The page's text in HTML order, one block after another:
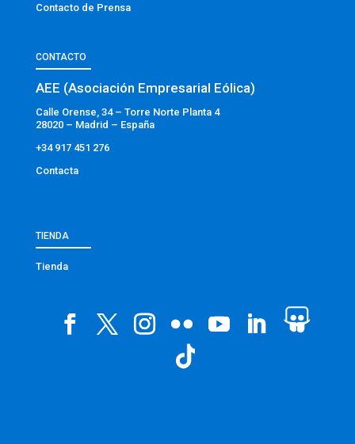
Contacto de Prensa
CONTACTO
AEE (Asociación Empresarial Eólica)
Calle Orense, 34 – Torre Norte Planta 4
28020 – Madrid – España
+34 917 451 276
Contacta
TIENDA
Tienda